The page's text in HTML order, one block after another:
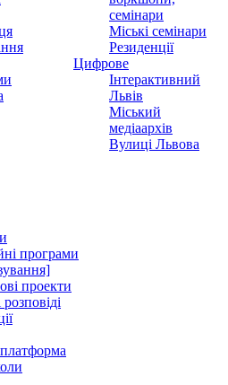
семінари
Міські семінари
Резиденції
Цифрове
Інтерактивний
Львів
Міський
медіаархів
Вулиці Львова
програми
проекти